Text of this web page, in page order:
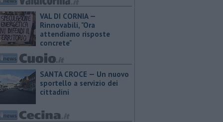
VAL DI CORNIA —
Rinnovabili, "Ora
attendiamo risposte
concrete"
SANTA CROCE — Un nuovo
sportello a servizio dei
cittadini